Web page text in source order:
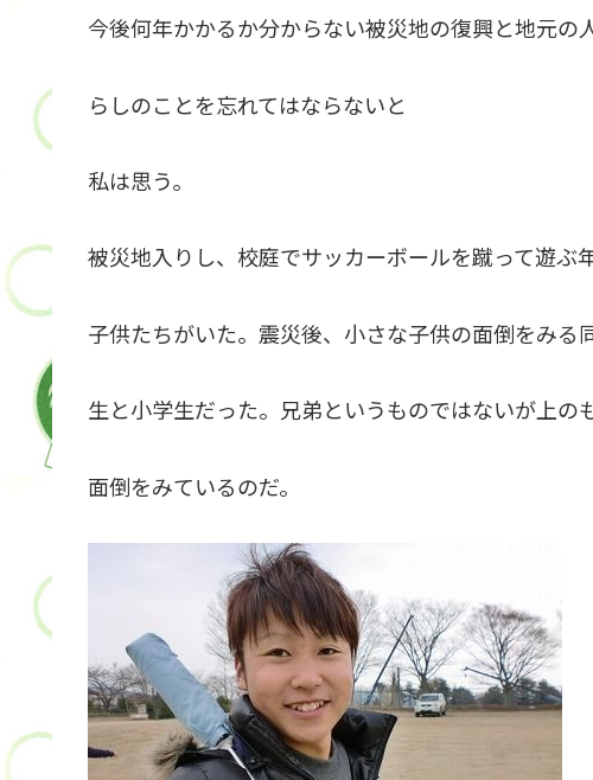
今後何年かかるか分からない被災地の復興と地元の
らしのことを忘れてはならないと
私は思う。
被災地入りし、校庭でサッカーボールを蹴って遊ぶ
子供たちがいた。震災後、小さな子供の面倒をみる
生と小学生だった。兄弟というものではないが上の
面倒をみているのだ。